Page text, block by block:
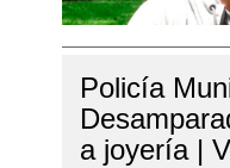
Policía
a joyería |